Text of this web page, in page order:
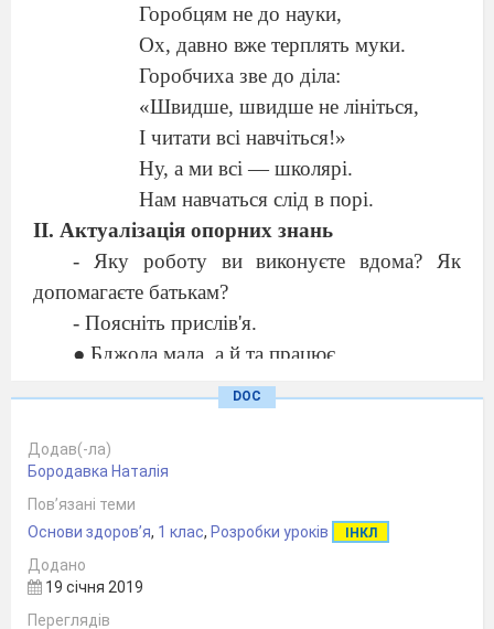
Горобцям не до науки,
Ох, давно вже терплять муки.
Горобчиха зве до діла:
«Швидше, швидше не лініться,
І читати всі навчіться!»
Ну, а ми всі — школярі.
Нам навчаться слід в порі.
ІІ. Актуалізація опорних знань
- Яку роботу ви виконуєте вдома? Як
допомагаєте батькам?
- Поясніть прислів'я.
● Бджола мала, а й та працює.
● Хочеш їсти калачі, не сиди на печі.
● Коли в домі лад — усі живуть дружно і
щасливо.
ІІІ. Повідомлення теми та мети уроку
►► Створення проблемної ситуації
- Таня і Наталя мешкають в одному
будинку, в одному під'їзді, обидві на восьмому
поверсі. Вони разом ідуть до школи, завжди
DOC
Додав(-ла)
Бородавка Наталія
Пов’язані теми
Основи здоров’я, 1 клас, Розробки уроків ІНКЛ
Додано
19 січня 2019
Переглядів